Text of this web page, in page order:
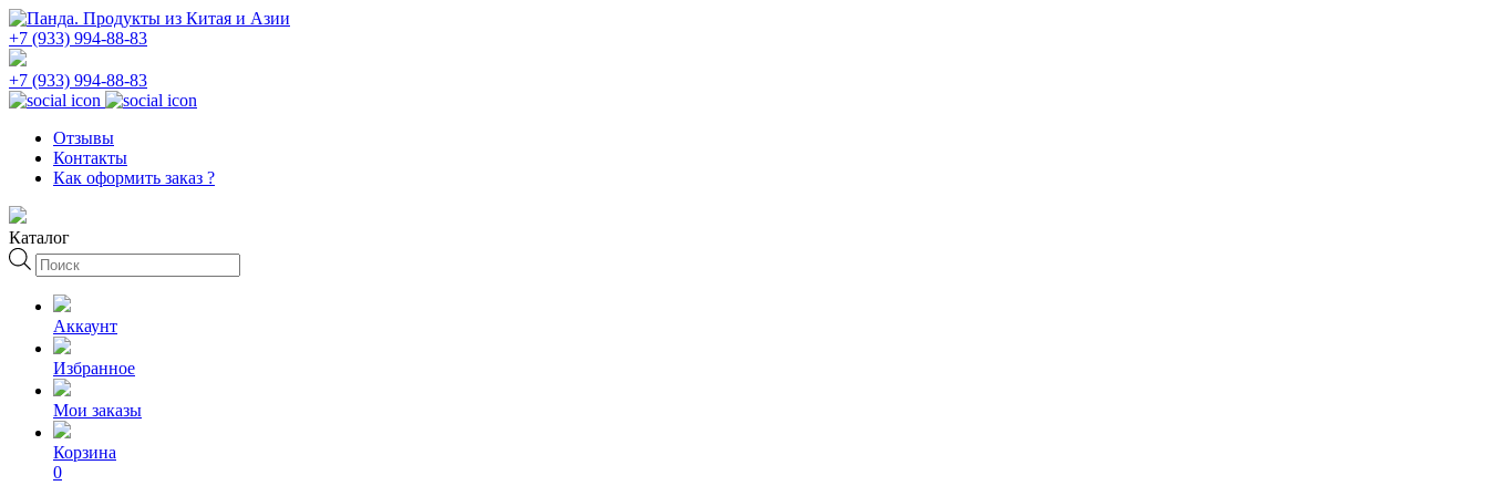
+7 (933) 994-88-83
+7 (933) 994-88-83
Отзывы
Контакты
Как оформить заказ ?
Каталог
Поиск
товаров
Аккаунт
Избранное
Мои заказы
Корзина
0